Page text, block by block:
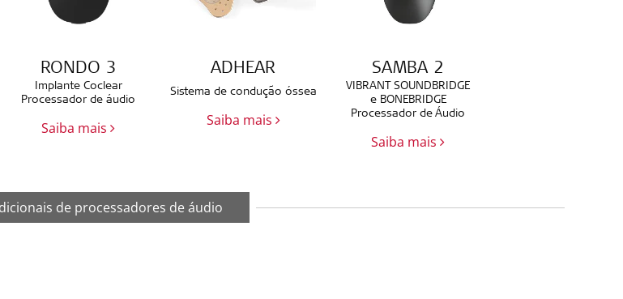
RONDO 3
Implante Coclear
Processador de áudio
Saiba mais
ADHEAR
Sistema de condução óssea
Saiba mais
SAMBA 2
VIBRANT SOUNDBRIDGE
e BONEBRIDGE
Processador de Áudio
Saiba mais
de processadores de áudio